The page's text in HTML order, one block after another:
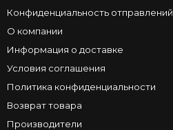
Конфиденциальность отправлений
О компании
Информация о доставке
Условия соглашения
Политика конфиденциальности
Возврат товара
Производители